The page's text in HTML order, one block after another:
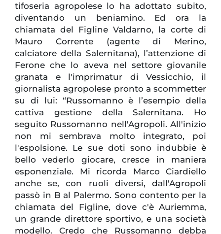
tifoseria agropolese lo ha adottato subito,
diventando un beniamino. Ed ora la
chiamata del Figline Valdarno, la corte di
Mauro Corrente (agente di Merino,
calciatore della Salernitana), l’attenzione di
Ferone che lo aveva nel settore giovanile
granata e l'imprimatur di Vessicchio, il
giornalista agropolese pronto a scommetter
su di lui: “Russomanno è l’esempio della
cattiva gestione della Salernitana. Ho
seguito Russomanno nell'Agropoli. All'inizio
non mi sembrava molto integrato, poi
l'espolsione. Le sue doti sono indubbie è
bello vederlo giocare, cresce in maniera
esponenziale. Mi ricorda Marco Ciardiello
anche se, con ruoli diversi, dall'Agropoli
passò in B al Palermo. Sono contento per la
chiamata del Figline, dove c'è Auriemma,
un grande direttore sportivo, e una società
modello. Credo che Russomanno debba